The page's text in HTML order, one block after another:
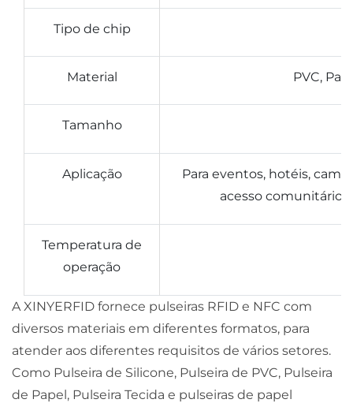
Tipo de chip
Material PVC,
Tamanho
Aplicação
Para eventos, hotéis,
acesso comunitário,
Temperatura de
operação
A XINYERFID fornece pulseiras RFID e NFC com
diversos materiais em diferentes formatos, para
atender aos diferentes requisitos de vários setores.
Como Pulseira de Silicone, Pulseira de PVC, Pulseira
de Papel, Pulseira Tecida e pulseiras de papel